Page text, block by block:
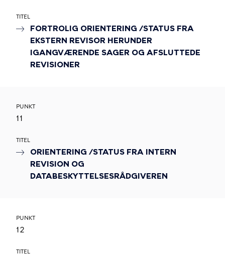
TITEL
FORTROLIG ORIENTERING /STATUS FRA
EKSTERN REVISOR HERUNDER
IGANGVÆRENDE SAGER OG AFSLUTTEDE
REVISIONER
PUNKT
11
TITEL
ORIENTERING /STATUS FRA INTERN
REVISION OG
DATABESKYTTELSESRÅDGIVEREN
PUNKT
12
TITEL